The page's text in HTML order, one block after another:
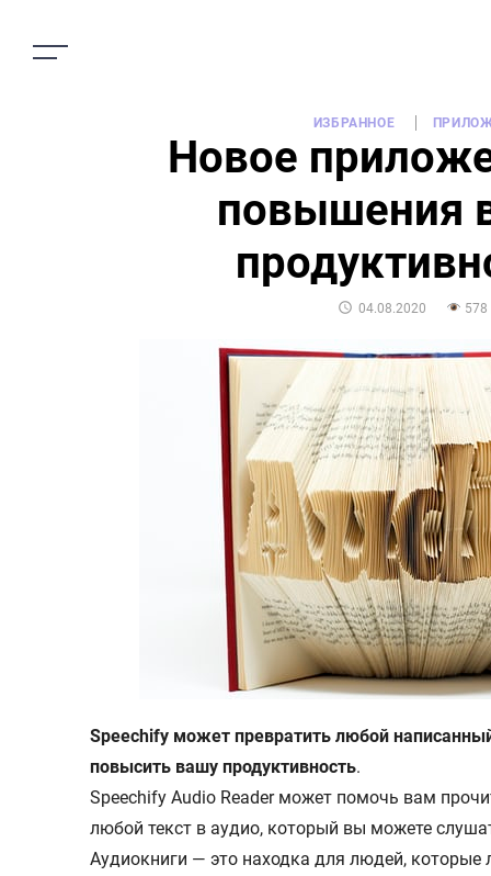
ИЗБРАННОЕ
Новое
повышения
POSTED
04.08.2020 578
Speechify может превратить любой
повысить вашу продуктивность.
Speechify Audio Reader может помочь вам
любой текст в аудио, который вы можете
Аудиокниги — это находка для людей, которые